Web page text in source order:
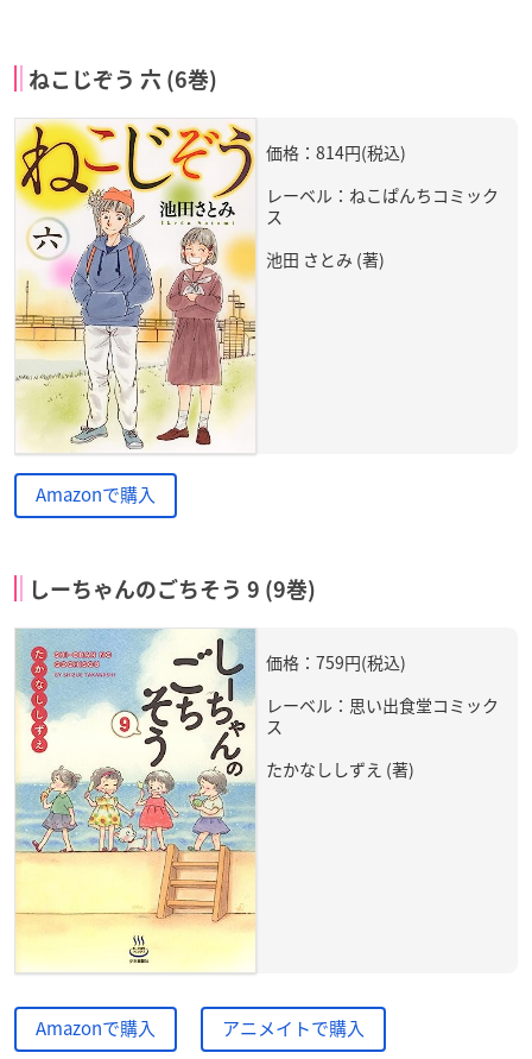
ねこじぞう 六 (6巻)
価格：814円(税込)
レーベル：ねこぱんちコミック
ス
池田 さとみ (著)
Amazonで購入
しーちゃんのごちそう 9 (9巻)
価格：759円(税込)
レーベル：思い出食堂コミック
ス
たかなししずえ (著)
Amazonで購入 アニメイトで購入